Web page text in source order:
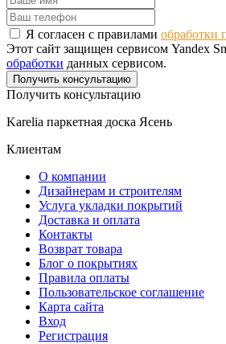
Я согласен с правилами обработки
Этот сайт защищен сервисом Yandex
обработки данных сервисом.
Получить консультацию
Получить консультацию
Karelia паркетная доска Ясень
Клиентам
О компании
Дизайнерам и строителям
Услуга укладки покрытий
Доставка и оплата
Контакты
Возврат товара
Блог о покрытиях
Правила оплаты
Пользовательское соглашение
Карта сайта
Вход
Регистрация